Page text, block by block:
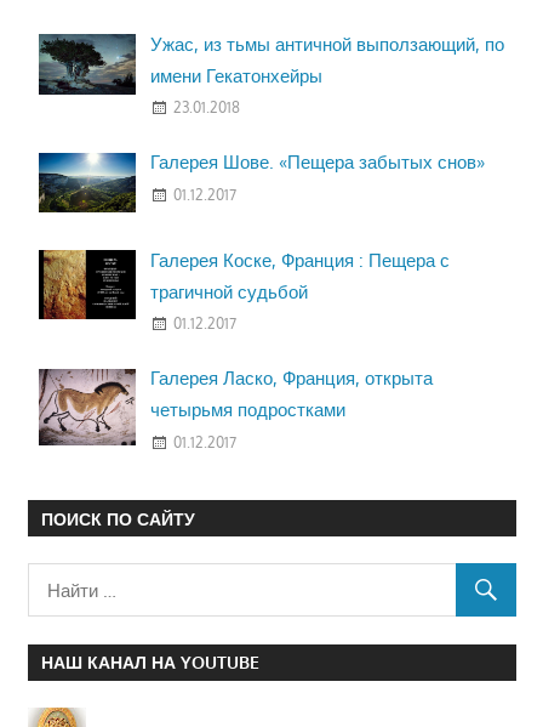
Ужас, из тьмы античной выползающий, по
имени Гекатонхейры
23.01.2018
Галерея Шове. «Пещера забытых снов»
01.12.2017
Галерея Коске, Франция : Пещера с
трагичной судьбой
01.12.2017
Галерея Ласко, Франция, открыта
четырьмя подростками
01.12.2017
ПОИСК ПО САЙТУ
НАШ КАНАЛ НА YOUTUBE